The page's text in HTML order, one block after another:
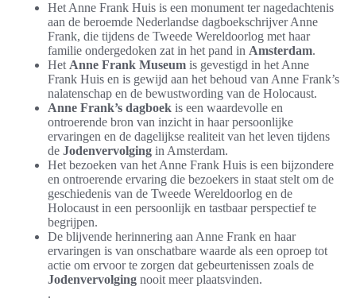
Het Anne Frank Huis is een monument ter nagedachtenis
aan de beroemde Nederlandse dagboekschrijver Anne
Frank, die tijdens de Tweede Wereldoorlog met haar
familie ondergedoken zat in het pand in Amsterdam.
Het Anne Frank Museum is gevestigd in het Anne
Frank Huis en is gewijd aan het behoud van Anne Frank’s
nalatenschap en de bewustwording van de Holocaust.
Anne Frank’s dagboek is een waardevolle en
ontroerende bron van inzicht in haar persoonlijke
ervaringen en de dagelijkse realiteit van het leven tijdens
de Jodenvervolging in Amsterdam.
Het bezoeken van het Anne Frank Huis is een bijzondere
en ontroerende ervaring die bezoekers in staat stelt om de
geschiedenis van de Tweede Wereldoorlog en de
Holocaust in een persoonlijk en tastbaar perspectief te
begrijpen.
De blijvende herinnering aan Anne Frank en haar
ervaringen is van onschatbare waarde als een oproep tot
actie om ervoor te zorgen dat gebeurtenissen zoals de
Jodenvervolging nooit meer plaatsvinden.
.